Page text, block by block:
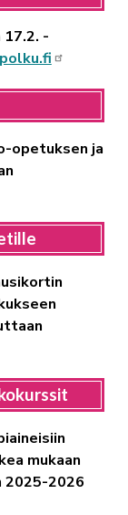
-
opetuksen ja
mukaan
2025-2026